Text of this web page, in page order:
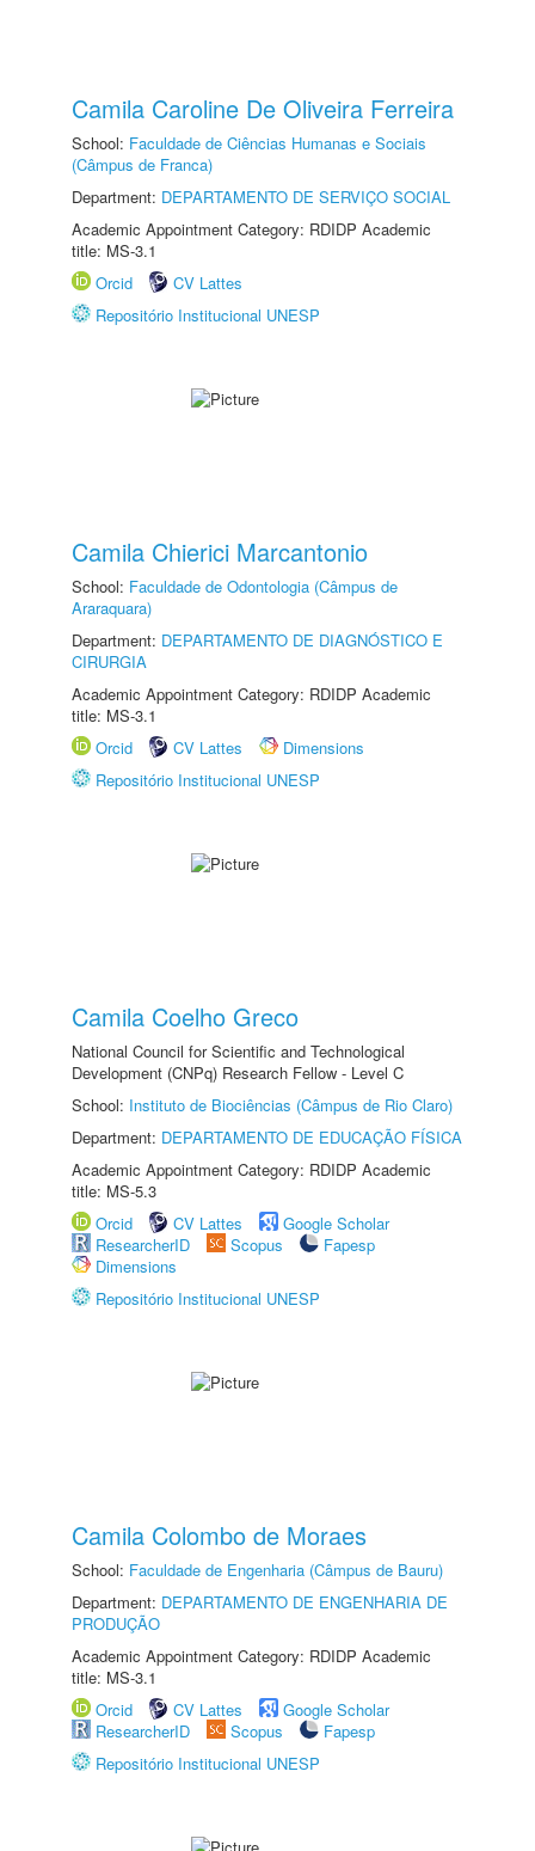
Camila Caroline De Oliveira Ferreira
School: Faculdade de Ciências Humanas e Sociais
(Câmpus de Franca)
Department: DEPARTAMENTO DE SERVIÇO SOCIAL
Academic Appointment Category: RDIDP Academic
title: MS-3.1
Orcid
CV Lattes
Repositório Institucional UNESP
Camila Chierici Marcantonio
School: Faculdade de Odontologia (Câmpus de
Araraquara)
Department: DEPARTAMENTO DE DIAGNÓSTICO E
CIRURGIA
Academic Appointment Category: RDIDP Academic
title: MS-3.1
Orcid
CV Lattes
Dimensions
Repositório Institucional UNESP
Camila Coelho Greco
National Council for Scientific and Technological
Development (CNPq) Research Fellow - Level C
School: Instituto de Biociências (Câmpus de Rio Claro)
Department: DEPARTAMENTO DE EDUCAÇÃO FÍSICA
Academic Appointment Category: RDIDP Academic
title: MS-5.3
Orcid
CV Lattes
Google Scholar
ResearcherID
Scopus
Fapesp
Dimensions
Repositório Institucional UNESP
Camila Colombo de Moraes
School: Faculdade de Engenharia (Câmpus de Bauru)
Department: DEPARTAMENTO DE ENGENHARIA DE
PRODUÇÃO
Academic Appointment Category: RDIDP Academic
title: MS-3.1
Orcid
CV Lattes
Google Scholar
ResearcherID
Scopus
Fapesp
Repositório Institucional UNESP